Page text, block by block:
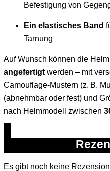
Befestigung von
Ein elastisches Band
Tarnung
Auf Wunsch können die
angefertigt werden – mit
Camouflage-Mustern (z. B.
(abnehmbar oder fest) und
nach Helmmodell zwischen
Es gibt noch keine